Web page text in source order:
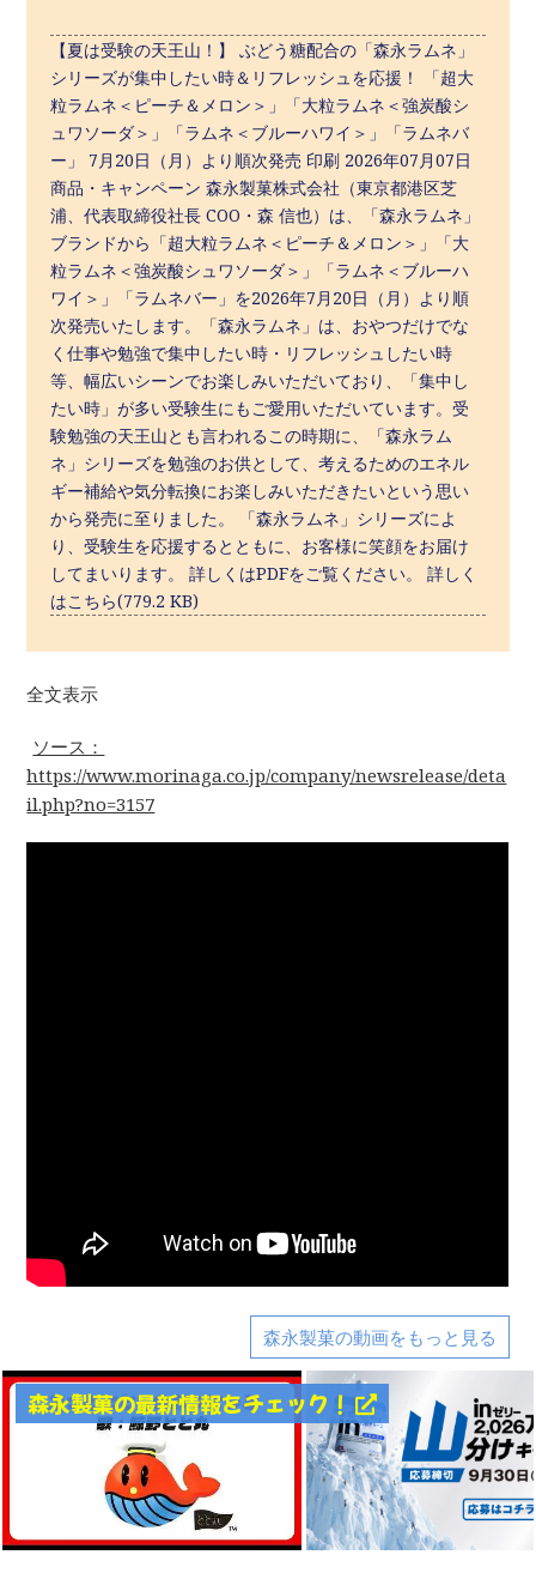
【夏は受験の天王山！】 ぶどう糖配合の「森永ラムネ」
シリーズが集中したい時＆リフレッシュを応援！ 「超大
粒ラムネ＜ピーチ＆メロン＞」「大粒ラムネ＜強炭酸シ
ュワソーダ＞」「ラムネ＜ブルーハワイ＞」「ラムネバ
ー」 7月20日（月）より順次発売 印刷 2026年07月07日
商品・キャンペーン 森永製菓株式会社（東京都港区芝
浦、代表取締役社長 COO・森 信也）は、「森永ラムネ」
ブランドから「超大粒ラムネ＜ピーチ＆メロン＞」「大
粒ラムネ＜強炭酸シュワソーダ＞」「ラムネ＜ブルーハ
ワイ＞」「ラムネバー」を2026年7月20日（月）より順
次発売いたします。「森永ラムネ」は、おやつだけでな
く仕事や勉強で集中したい時・リフレッシュしたい時
等、幅広いシーンでお楽しみいただいており、「集中し
たい時」が多い受験生にもご愛用いただいています。受
験勉強の天王山とも言われるこの時期に、「森永ラム
ネ」シリーズを勉強のお供として、考えるためのエネル
ギー補給や気分転換にお楽しみいただきたいという思い
から発売に至りました。 「森永ラムネ」シリーズによ
り、受験生を応援するとともに、お客様に笑顔をお届け
してまいります。 詳しくはPDFをご覧ください。 詳しく
はこちら(779.2 KB)
全文表示
ソース：
https://www.morinaga.co.jp/company/newsrelease/deta
il.php?no=3157
森永製菓の動画をもっと見る
森永製菓の最新情報をチェック！